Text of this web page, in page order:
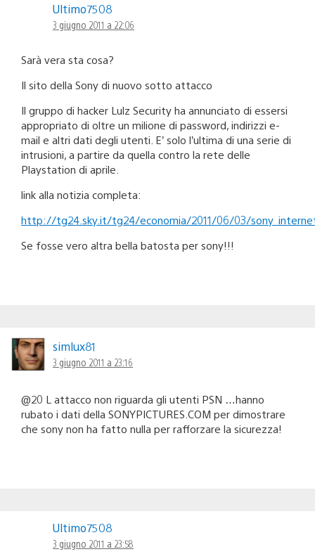
Ultimo7508
3 giugno 2011 a 22:06
Sarà vera sta cosa?
Il sito della Sony di nuovo sotto attacco
Il gruppo di hacker Lulz Security ha annunciato di essersi
appropriato di oltre un milione di password, indirizzi e-
mail e altri dati degli utenti. E’ solo l’ultima di una serie di
intrusioni, a partire da quella contro la rete delle
Playstation di aprile.
link alla notizia completa:
http://tg24.sky.it/tg24/economia/2011/06/03/
Se fosse vero altra bella batosta per sony!!!
simlux81
3 giugno 2011 a 23:16
@20 L attacco non riguarda gli utenti PSN …hanno
rubato i dati della SONYPICTURES.COM per dimostrare
che sony non ha fatto nulla per rafforzare la sicurezza!
Ultimo7508
3 giugno 2011 a 23:58